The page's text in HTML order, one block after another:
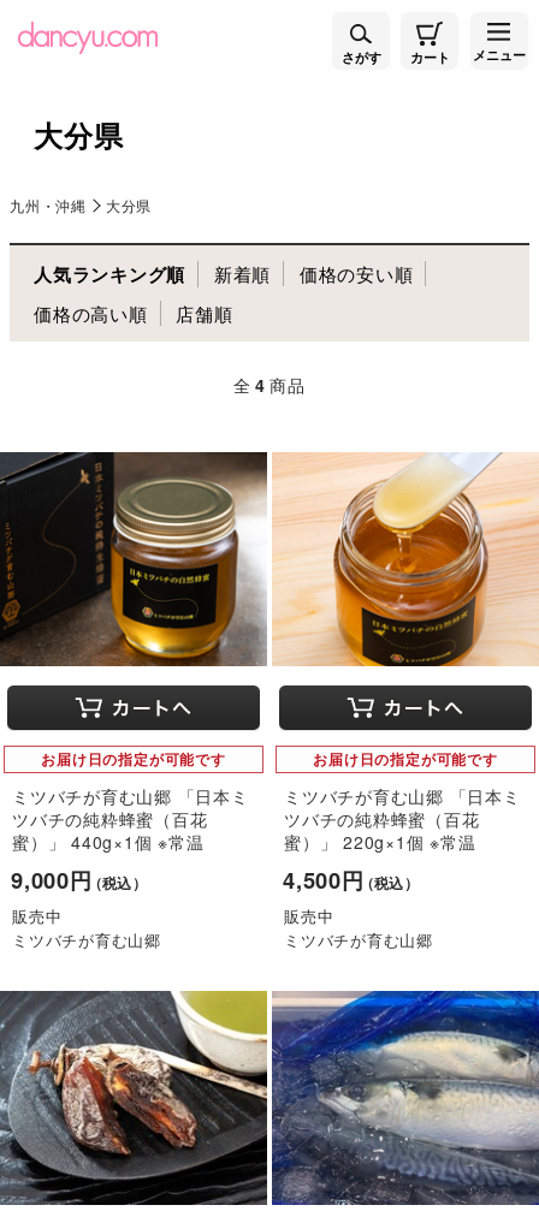
さがす カート メニュー
大分県
九州・沖縄 大分県
人気ランキング順 新着順
価格の安い順
価格の高い順
店舗順
全 4 商品
お届け日の指定が可能です
ミツバチが育む山郷 「日本ミ
ツバチの純粋蜂蜜（百花
蜜）」 440g×1個 ※常温
9,000円（税込）
販売中
ミツバチが育む山郷
お届け日の指定が可能です
ミツバチが育む山郷 「日本ミ
ツバチの純粋蜂蜜（百花
蜜）」 220g×1個 ※常温
4,500円（税込）
販売中
ミツバチが育む山郷